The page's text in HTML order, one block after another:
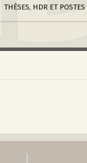
THÈSES, HDR ET POSTES
Postes